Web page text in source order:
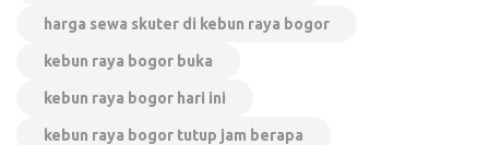
harga sewa skuter di kebun raya bogor
kebun raya bogor buka
kebun raya bogor hari ini
kebun raya bogor tutup jam berapa